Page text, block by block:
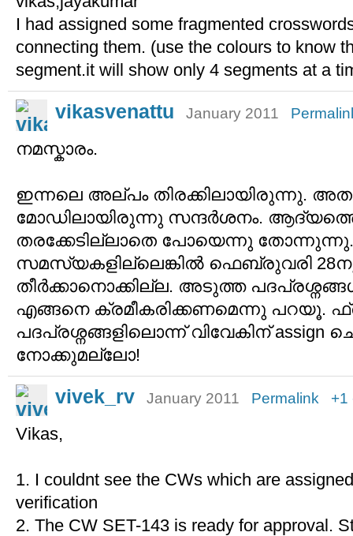
I had assigned some fragmented
connecting them. (use the colours to know
segment.it will show only 4 segments at a
vikasvenattu January 2011
നമസ്കാരം.
ഇന്നലെ അല്പം തിരക്കിലായിരുന്നു.
മോഡിലായിരുന്നു സന്ദര്‍ശനം.
തരക്കേടില്ലാതെ പോയെന്നു
സമസ്യകളില്ലെങ്കില്‍ ഫെബ്രുവരി
തീര്‍ക്കാനൊക്കില്ല. അടുത്ത
എങ്ങനെ ക്രമീകരിക്കണമെന്നു പറയൂ.
പദപ്രശ്നങ്ങളിലൊന്ന് വിവേകിന് assign
നോക്കുമല്ലോ!
vivek_rv January 2011 Permalink +1
Vikas,
1. I couldnt see the CWs which are
verification
2. The CW SET-143 is ready for approval.